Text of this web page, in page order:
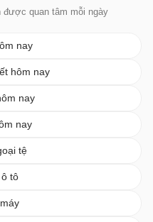
được quan tâm mỗi ngày
nay
hôm nay
nay
nay
tệ
tô